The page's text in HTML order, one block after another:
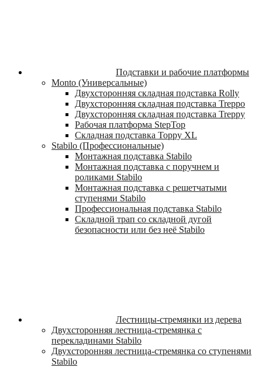
Подставки и рабочие платформы
Monto (Универсальные)
Двухсторонняя складная подставка Rolly
Двухсторонняя складная подставка Treppo
Двухсторонняя складная подставка Treppy
Рабочая платформа StepTop
Складная подставка Toppy XL
Stabilo (Профессиональные)
Монтажная подставка Stabilo
Монтажная подставка с поручнем и
роликами Stabilo
Монтажная подставка с решетчатыми
ступенями Stabilo
Профессиональная подставка Stabilo
Складной трап со складной дугой
безопасности или без неё Stabilo
Лестницы-стремянки из дерева
Двухсторонняя лестница-стремянка с
перекладинами Stabilo
Двухсторонняя лестница-стремянка со ступенями
Stabilo